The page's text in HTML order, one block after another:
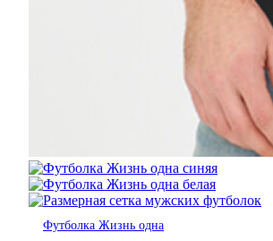
Футболка Жизнь одна